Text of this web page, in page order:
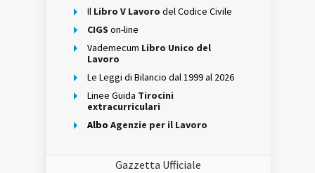
Il Libro V Lavoro del Codice Civile
CIGS on-line
Vademecum Libro Unico del
Lavoro
Le Leggi di Bilancio dal 1999 al 2026
Linee Guida Tirocini
extracurriculari
Albo Agenzie per il Lavoro
Gazzetta Ufficiale